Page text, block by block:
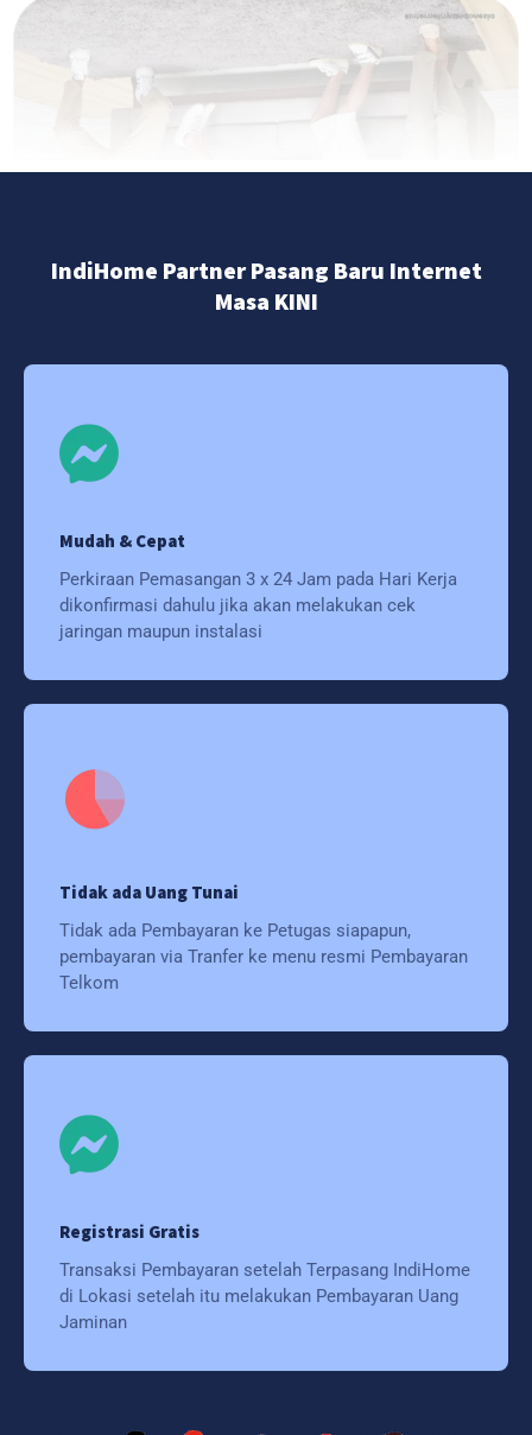
IndiHome Partner Pasang Baru Internet
Masa KINI
Mudah & Cepat
Perkiraan Pemasangan 3 x 24 Jam pada Hari Kerja
dikonfirmasi dahulu jika akan melakukan cek
jaringan maupun instalasi
Tidak ada Uang Tunai
Tidak ada Pembayaran ke Petugas siapapun,
pembayaran via Tranfer ke menu resmi Pembayaran
Telkom
Registrasi Gratis
Transaksi Pembayaran setelah Terpasang IndiHome
di Lokasi setelah itu melakukan Pembayaran Uang
Jaminan